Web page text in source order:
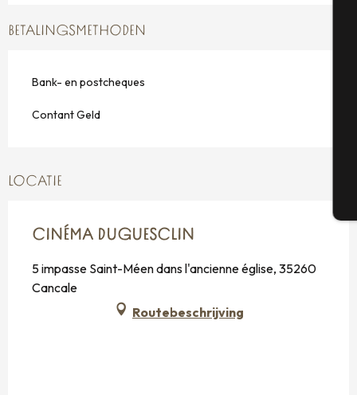
BETALINGSMETHODEN
Bank- en postcheques
Contant Geld
LOCATIE
CINÉMA DUGUESCLIN
5 impasse Saint-Méen dans l'ancienne église, 35260
Cancale
Routebeschrijving